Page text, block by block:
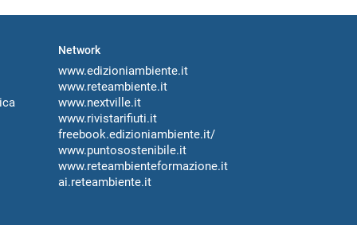
Network
www.edizioniambiente.it
www.reteambiente.it
www.nextville.it
www.rivistarifiuti.it
freebook.edizioniambiente.it/
www.puntosostenibile.it
www.reteambienteformazione.it
ai.reteambiente.it